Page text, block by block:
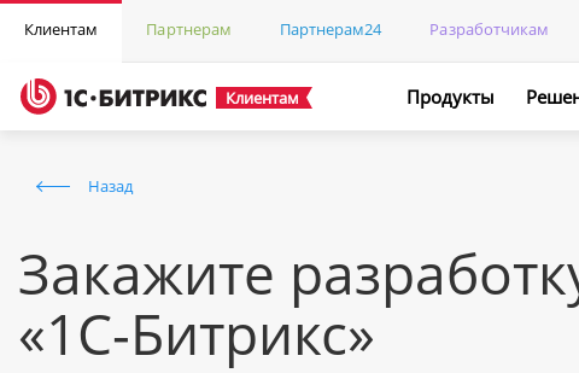
Клиентам Партнерам Партнерам24 Разработчикам
Клиентам Продукты
Назад
Закажите
«1С-Битрикс»